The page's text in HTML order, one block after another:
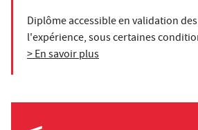
Diplôme accessible en validation
l'expérience, sous certaines
> En savoir plus